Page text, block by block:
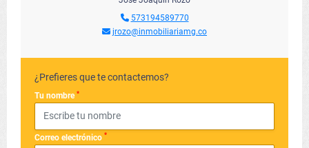
573194589770
jrozo@inmobiliariamg.co
¿Prefieres que te contactemos?
Tu nombre *
Correo electrónico *